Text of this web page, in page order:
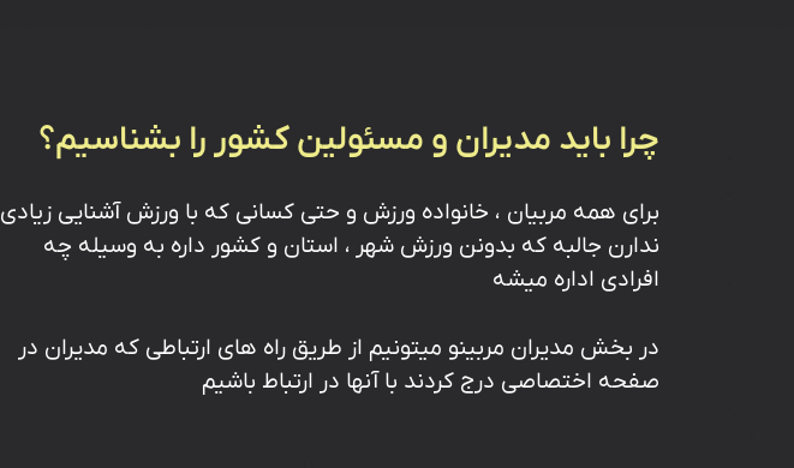
چرا باید مدیران و مسئولین کشور را بشناسیم؟
برای همه مربیان ، خانواده ورزش و حتی کسانی که با ورزش آشنایی زیادی
ندارن جالبه که بدونن ورزش شهر ، استان و کشور داره به وسیله چه
افرادی اداره میشه
در بخش مدیران مربینو میتونیم از طریق راه های ارتباطی که مدیران در
صفحه اختصاصی درج کردند با آنها در ارتباط باشیم